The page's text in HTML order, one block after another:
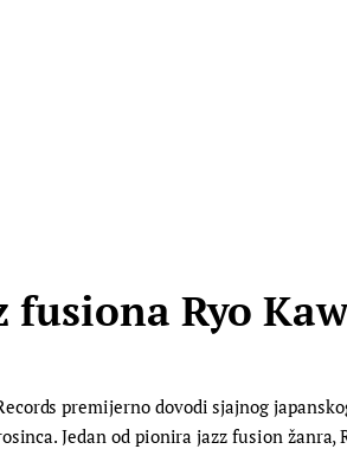
Ryo
premijerno dovodi sjajnog
Jedan od pionira jazz fusion